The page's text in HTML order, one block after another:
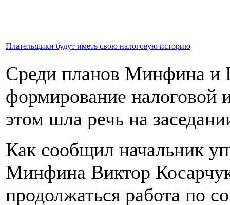
Плательщики будут иметь свою налоговую историю
Среди планов Минфина и
формирование налоговой
этом шла речь на
Как сообщил начальник
Минфина Виктор
продолжаться работа по